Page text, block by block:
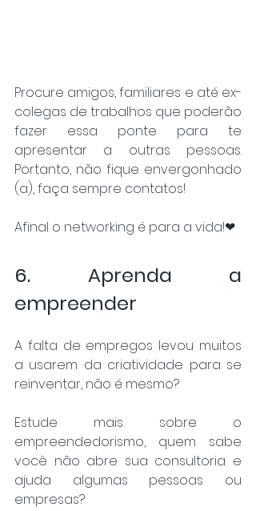
Procure amigos, familiares e até ex-
colegas de trabalhos que poderão
fazer essa ponte para te
apresentar a outras pessoas.
Portanto, não fique envergonhado
(a), faça sempre contatos!
Afinal o networking é para a vida!❤
6. Aprenda a
empreender
A falta de empregos levou muitos
a usarem da criatividade para se
reinventar, não é mesmo?
Estude mais sobre o
empreendedorismo, quem sabe
você não abre sua consultoria e
ajuda algumas pessoas ou
empresas?